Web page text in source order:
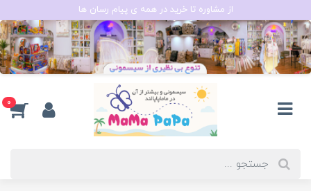
از مشاوره تا خرید در همه ی پیام رسان ها
0